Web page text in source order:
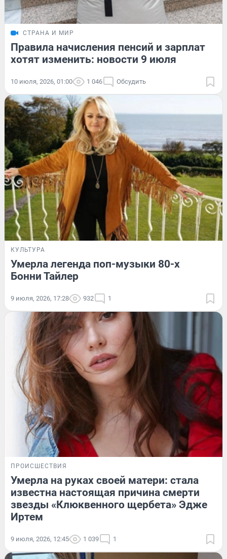
СТРАНА И МИР
Правила начисления пенсий и зарплат
хотят изменить: новости 9 июля
10 июля, 2026, 01:00 1 046 Обсудить
КУЛЬТУРА
Умерла легенда поп-музыки 80-х
Бонни Тайлер
9 июля, 2026, 17:28 932 1
ПРОИСШЕСТВИЯ
Умерла на руках своей матери: стала
известна настоящая причина смерти
звезды «Клюквенного щербета» Эдже
Иртем
9 июля, 2026, 12:45 1 039 1